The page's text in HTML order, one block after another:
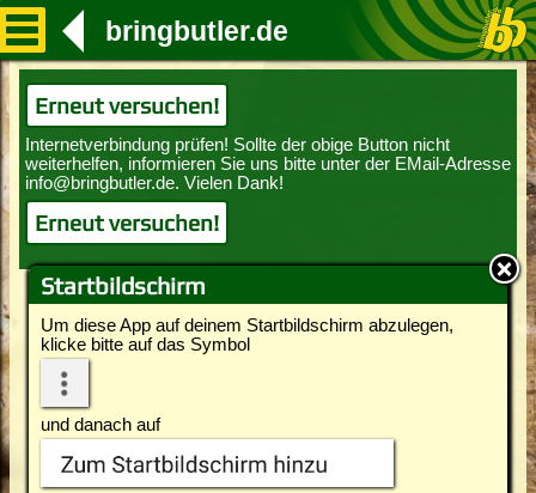
Startbildschirm
Um diese App auf deinem Startbildschirm abzulegen,
klicke bitte auf das Symbol
und danach auf
bringbutler.de
Erneut versuchen!
Erneut versuchen!